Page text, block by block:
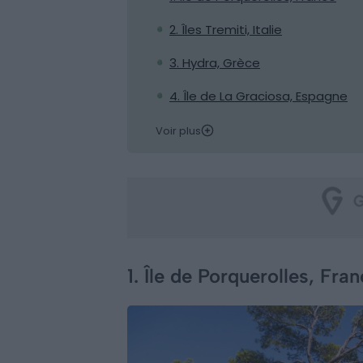
2. Îles Tremiti, Italie
3. Hydra, Grèce
4. Île de La Graciosa, Espagne
Voir plus
1. Île de Porquerolles,